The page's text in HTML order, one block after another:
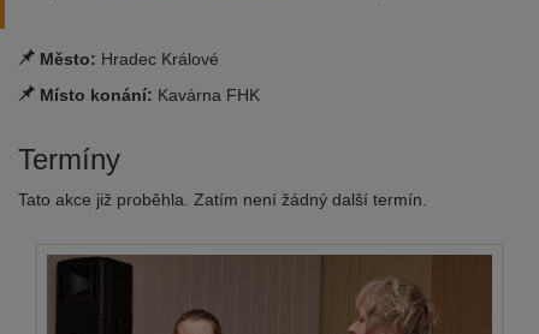
Město: Hradec Králové
Místo konání: Kavárna FHK
Termíny
Tato akce již proběhla. Zatím není žádný další termín.